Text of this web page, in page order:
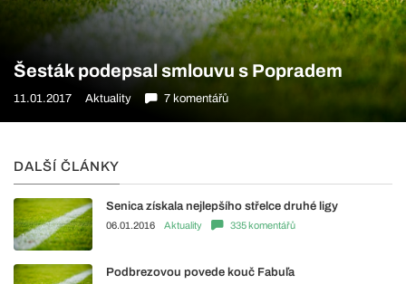
Šesták podepsal smlouvu s Popradem
11.01.2017 Aktuality 7 komentářů
DALŠÍ ČLÁNKY
Senica získala nejlepšího střelce druhé ligy
06.01.2016 Aktuality 335 komentářů
Podbrezovou povede kouč Fabuľa